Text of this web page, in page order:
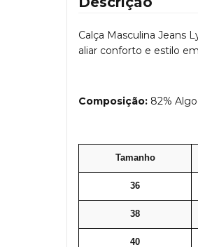
Calça Masculina Jeans
aliar conforto e estilo
Composição: 82%
Tamanho
36
38
40